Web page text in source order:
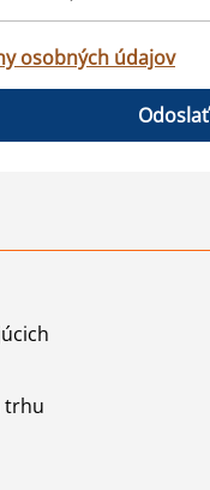
osobných údajov
Odoslať
trhu